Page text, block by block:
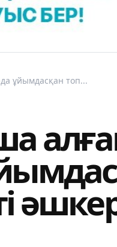
ұйымдасқан топ...